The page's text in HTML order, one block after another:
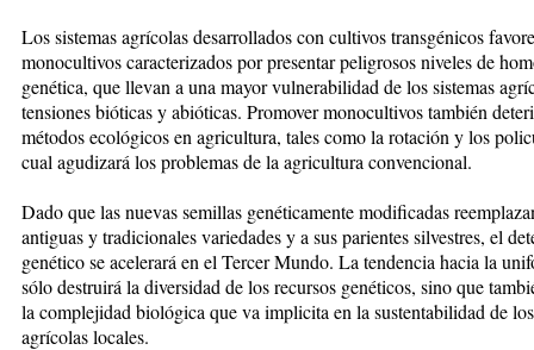
Los sistemas agrícolas desarrollados con cultivos transgénicos
monocultivos caracterizados por presentar peligrosos niveles de
genética, que llevan a una mayor vulnerabilidad de los sistemas
tensiones bió­ticas y abió­ti­cas. Promover monoculti­vos también
métodos ecológicos en agricultura, tales como la ro­­tación y los
cual agu­di­zará los problemas de la agricultura convencional.
Dado que las nuevas semillas ge­né­ti­camente modificadas
antiguas y tradicionales variedades y a sus parientes silvestres, el
genético se acelerará en el Ter­cer Mun­do. La tendencia ha­cia la
sólo destruirá la di­ver­­si­dad de los recursos genéticos, si­no que
la complejidad bio­ló­gica que va implicita en la sus­ten­ta­bi­lidad de
agríco­las locales.